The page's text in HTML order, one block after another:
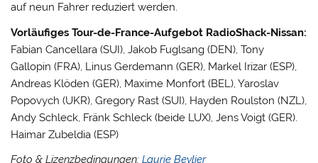
auf neun Fahrer reduziert werden.
Vorläufiges Tour-de-France-Aufgebot RadioShack-Nissan:
Fabian Cancellara (SUI), Jakob Fuglsang (DEN), Tony
Gallopin (FRA), Linus Gerdemann (GER), Markel Irizar (ESP),
Andreas Klöden (GER), Maxime Monfort (BEL), Yaroslav
Popovych (UKR), Gregory Rast (SUI), Hayden Roulston (NZL),
Andy Schleck, Fränk Schleck (beide LUX), Jens Voigt (GER).
Haimar Zubeldia (ESP)
Foto & Lizenzbedingungen:Laurie Beylier